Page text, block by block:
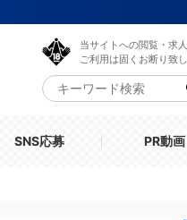
当サイトへの閲覧・求
ご利用は固くお断り致
SNS応募 PR動画